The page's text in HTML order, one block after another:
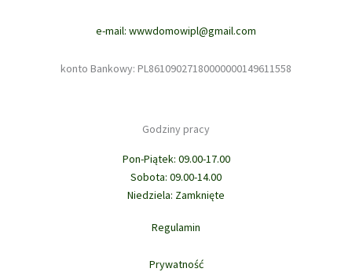
e-mail: wwwdomowipl@gmail.com
konto Bankowy: PL86109027180000000149611558
Godziny pracy
Pon-Piątek: 09.00-17.00
Sobota: 09.00-14.00
Niedziela: Zamknięte
Regulamin
Prywatność